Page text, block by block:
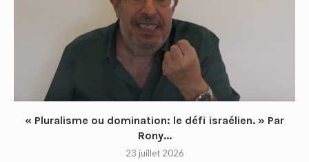
« Pluralisme ou domination: le défi israélien. » Par
Rony...
23 juillet 2026